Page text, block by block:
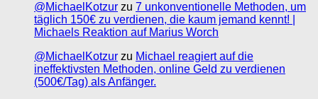
@MichaelKotzur zu 7 unkonventionelle Methoden, um
täglich 150€ zu verdienen, die kaum jemand kennt! |
Michaels Reaktion auf Marius Worch
@MichaelKotzur zu Michael reagiert auf die
ineffektivsten Methoden, online Geld zu verdienen
(500€/Tag) als Anfänger.